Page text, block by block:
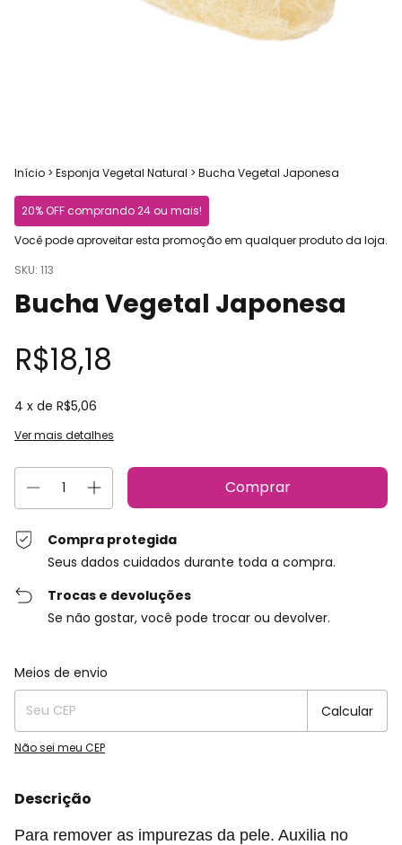
Início > Esponja Vegetal Natural > Bucha Vegetal Japonesa
20% OFF comprando 24 ou mais!
Você pode aproveitar esta promoção em qualquer produto da loja.
SKU: 113
Bucha Vegetal Japonesa
R$18,18
4 x de R$5,06
Ver mais detalhes
Compra protegida
Seus dados cuidados durante toda a compra.
Trocas e devoluções
Se não gostar, você pode trocar ou devolver.
Entregas para o CEP:
Meios de envio
Calcular
Não sei meu CEP
Descrição
Para remover as impurezas da pele. Auxilia no